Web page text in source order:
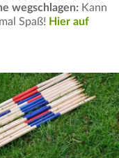
wegschlagen: Kann
Spaß! Hier auf